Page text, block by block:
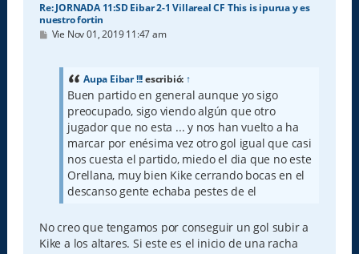
Re: JORNADA 11:SD Eibar 2-1 Villareal CF This is ipurua y es
nuestro fortin
M
Vie Nov 01, 2019 11:47 am
Aupa Eibar !!!escribió: ↑
Buen partido en general aunque yo sigo
preocupado, sigo viendo algún que otro
jugador que no esta ... y nos han vuelto a ha
marcar por enésima vez otro gol igual que casi
nos cuesta el partido, miedo el dia que no este
Orellana, muy bien Kike cerrando bocas en el
descanso gente echaba pestes de el
No creo que tengamos por conseguir un gol subir a
Kike a los altares. Si este es el inicio de una racha